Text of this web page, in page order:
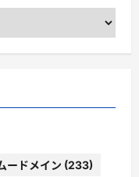
ードメイン (233)